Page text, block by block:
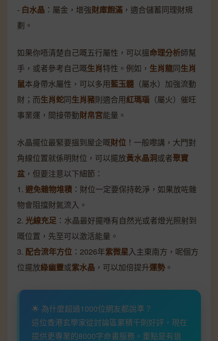
- 白水晶 ：屬金，增強財庫飽滿 ，適合儲蓄同理財規
劃。
如果你唔清楚自己嘅五行屬性，可以搵命理分析師幫
手，或者參考自己嘅生肖特性。例如， 生肖龍同生肖
鼠本身帶水屬性，可以多用藍玉髓 （屬水）加強流動
財；而生肖蛇同生肖豬則適合用紅瑪瑙 （屬火）催旺
事業運，間接帶動財帛宮能量。
水晶擺位最緊要搵到屋企嘅財位 ！一般嚟講，大門對
角線位置就係明財位，可以擺放黃水晶洞或者聚寶
盆 ，但要注意以下細節：
1. 避免雜物堆積 ：財位一定要保持乾淨，如果放咗雜
物會阻擋財氣流入。
2. 光線充足 ：水晶最好擺喺有自然光或者燈光照射到
嘅位置，先至可以激活能量。
3. 配合流年方位 ：2026年紫微星入主東南方，呢個方
位擺放綠幽靈或紫水晶 ，可以加倍提升運勢 。
🌟 為什麼超過1000位網友都說準？
這位香港玄學家從討論區累積千則好評，現在
提供更專業的8000字命書服務。重點是有退